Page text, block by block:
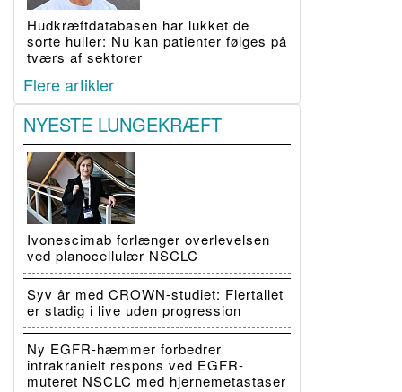
Hudkræftdatabasen har lukket de
sorte huller: Nu kan patienter følges på
tværs af sektorer
Flere artikler
NYESTE LUNGEKRÆFT
Ivonescimab forlænger overlevelsen
ved planocellulær NSCLC
Syv år med CROWN-studiet: Flertallet
er stadig i live uden progression
Ny EGFR-hæmmer forbedrer
intrakranielt respons ved EGFR-
muteret NSCLC med hjernemetastaser